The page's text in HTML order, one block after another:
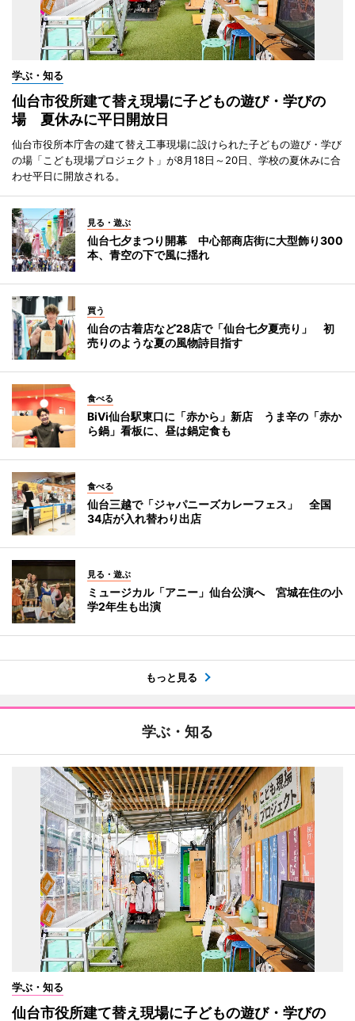
学ぶ・知る
仙台市役所建て替え現場に子どもの遊び・学びの
場 夏休みに平日開放日
仙台市役所本庁舎の建て替え工事現場に設けられた子どもの遊び・学び
の場「こども現場プロジェクト」が8月18日～20日、学校の夏休みに合
わせ平日に開放される。
見る・遊ぶ
仙台七夕まつり開幕 中心部商店街に大型飾り300
本、青空の下で風に揺れ
買う
仙台の古着店など28店で「仙台七夕夏売り」 初
売りのような夏の風物詩目指す
食べる
BiVi仙台駅東口に「赤から」新店 うま辛の「赤か
ら鍋」看板に、昼は鍋定食も
食べる
仙台三越で「ジャパニーズカレーフェス」 全国
34店が入れ替わり出店
見る・遊ぶ
ミュージカル「アニー」仙台公演へ 宮城在住の小
学2年生も出演
もっと見る
学ぶ・知る
学ぶ・知る
仙台市役所建て替え現場に子どもの遊び・学びの